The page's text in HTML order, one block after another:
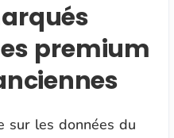
premium
sur les données du